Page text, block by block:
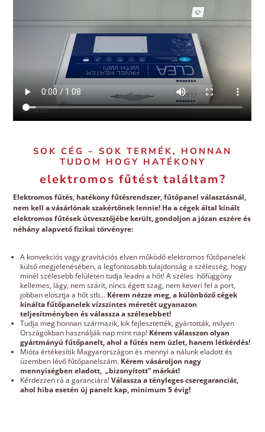
SOK CÉG – SOK TERMÉK, HONNAN
TUDOM HOGY HATÉKONY
elektromos fűtést találtam?
Elektromos fűtés, hatékony fűtésrendszer, fűtőpanel választásnál,
nem kell a vásárlónak szakértőnek lennie! Ha a cégek által kínált
elektromos fűtések útvesztőjébe került, gondoljon a józan eszére és
néhány alapvető fizikai törvényre:
A konvekciós vagy gravitációs elven működő elektromos fűtőpanelek
külső megjelenésében, a legfontosabb tulajdonság a szélesség, hogy
minél szélesebb felületen tudja leadni a hőt! A széles hőfüggöny
kellemes, lágy, nem szárít, nincs égett szag, nem keveri fel a port,
jobban elosztja a hőt stb… Kérem nézze meg, a különböző cégek
kínálta fűtőpanelek vízszintes méretét ugyanazon
teljesítményben és válassza a szélesebbet!
Tudja meg honnan származik, kik fejlesztették, gyártották, milyen
Országokban használják nap mint nap! Kérem válasszon olyan
gyártmányú fűtőpanelt, ahol a fűtés nem üzlet, hanem létkérdés!
Mióta értékesítik Magyarországon és mennyi a nálunk eladott és
üzemben lévő fűtőpanelszám. Kérem vásároljon nagy
mennyiségben eladott, „bizonyított” márkát!
Kérdezzen rá a garanciára!Válassza a tényleges cseregaranciát,
ahol hiba esetén új panelt kap, minimum 5 évig!